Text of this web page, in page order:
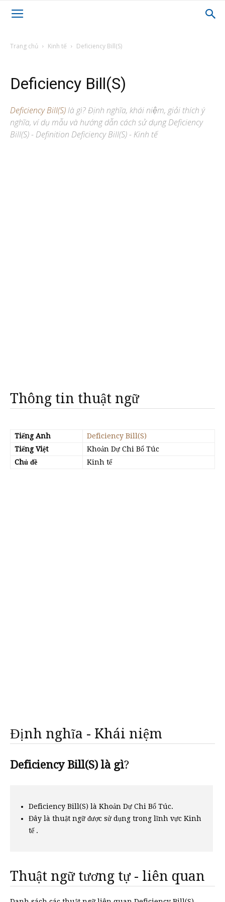
Trang chủ Kinh tế Deficiency Bill(S)
Deficiency Bill(S)
Deficiency Bill(S)là gì? Định nghĩa, khái niệm, giải thích ý
nghĩa, ví dụ mẫu và hướng dẫn cách sử dụng Deficiency
Bill(S) - Definition Deficiency Bill(S) - Kinh tế
Thông tin thuật ngữ
Tiếng Anh
Deficiency Bill(S)
Tiếng Việt
Khoản Dự Chi Bổ Túc
Chủ đề
Kinh tế
Định nghĩa - Khái niệm
Deficiency Bill(S) là gì?
Deficiency Bill(S) là Khoản Dự Chi Bổ Túc.
Đây là thuật ngữ được sử dụng trong lĩnh vực Kinh
tế .
Thuật ngữ tương tự - liên quan